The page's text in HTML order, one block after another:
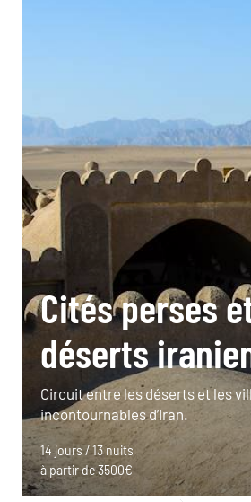
Cités perses
déserts
Circuit entre les déserts et les
incontournables d’Iran.
14 jours / 13 nuits
à partir de 3500€